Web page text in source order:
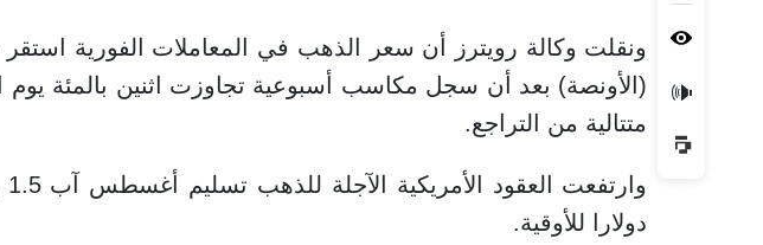
🔊
(الأونصة) بعد أن سجل مكاسب أسبوعية تجاوزت اثنين بالمئة يوم
متتالية من التراجع.
دولارا للأوقية.